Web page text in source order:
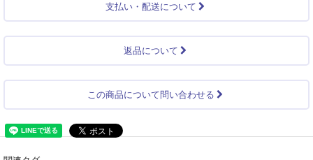
支払い・配送について
返品について
この商品について問い合わせる